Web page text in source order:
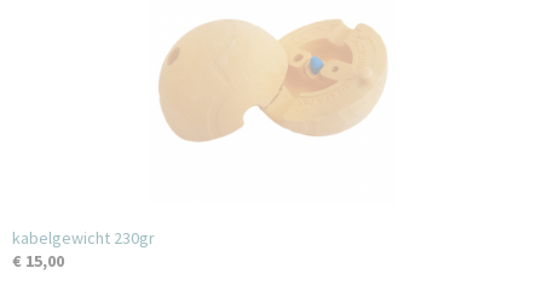
kabelgewicht 230gr
€ 15,00